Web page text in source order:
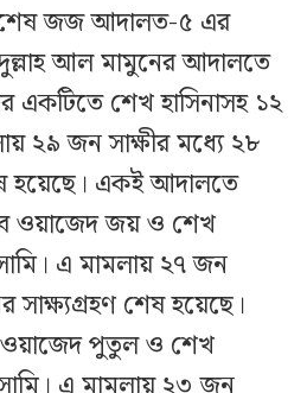
জজ আদালত-৫ এর
আল মামুনের আদালতে
একটিতে শেখ হাসিনাসহ ১২
২৯ জন সাক্ষীর মধ্যে ২৮
হয়েছে। একই আদালতে
ওয়াজেদ জয় ও শেখ
এ মামলায় ২৭ জন
সাক্ষ্যগ্রহণ শেষ হয়েছে।
ওয়াজেদ পুতুল ও শেখ